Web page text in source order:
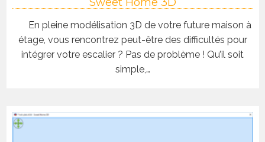
En pleine modélisation 3D de votre future maison à
étage, vous rencontrez peut-être des difficultés pour
intégrer votre escalier ? Pas de problème ! Qu’il soit
simple,…